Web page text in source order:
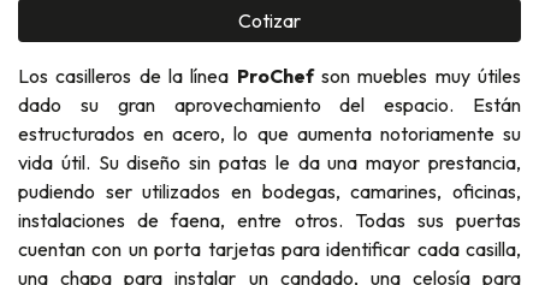
Cotizar
Los casilleros de la línea ProChefson muebles muy útiles
dado su gran aprovechamiento del espacio. Están
estructurados en acero, lo que aumenta notoriamente su
vida útil. Su diseño sin patas le da una mayor prestancia,
pudiendo ser utilizados en bodegas, camarines, oficinas,
instalaciones de faena, entre otros. Todas sus puertas
cuentan con un porta tarjetas para identificar cada casilla,
una chapa para instalar un candado, una celosía para